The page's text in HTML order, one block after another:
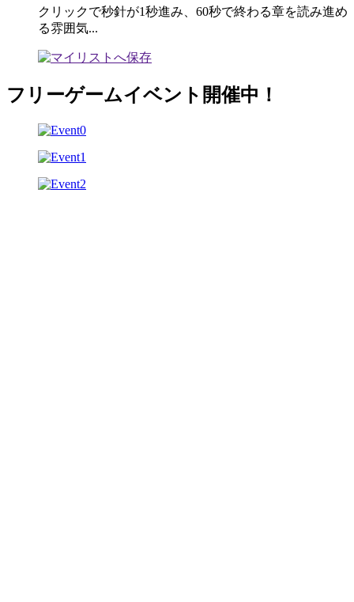
クリックで秒針が1秒進み、60秒で終わる章を読み進め
る雰囲気...
フリーゲームイベント開催中！